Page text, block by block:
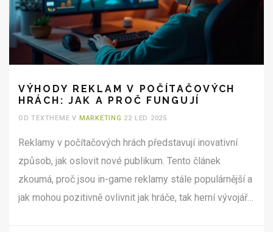
VÝHODY REKLAM V POČÍTAČOVÝCH
HRÁCH: JAK A PROČ FUNGUJÍ
OD TEXTHEME V MARKETING 22 LED 2025
Reklamy v počítačových hrách představují inovativní
způsob, jak oslovit nové publikum. Tento článek
zkoumá, proč jsou in-game reklamy stále populárnější a
jak mohou pozitivně ovlivnit jak hráče, tak herní vývojáře.